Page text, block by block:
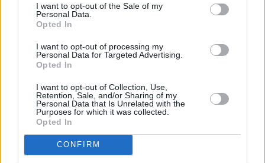
I want to opt-out of the Sale of my
Personal Data.
Opted In
I want to opt-out of processing my
Personal Data for Targeted Advertising.
Opted In
I want to opt-out of Collection, Use,
Retention, Sale, and/or Sharing of my
Personal Data that Is Unrelated with the
Purposes for which it was collected.
Opted In
CONFIRM
Πριν 19 ημέρες
Volisshop: Εκεί όπου η ιστορία της Βολισσού
συναντά τη σύγχρονη ελληνική δημιουργία